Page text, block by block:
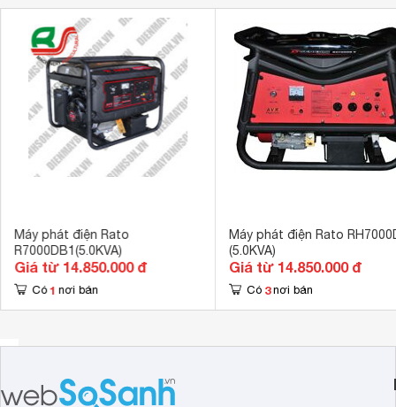
Máy phát điện Rato
R7000DB1(5.0KVA)
Giá từ 14.850.000 đ
Có 1 nơi bán
Máy phát điện Rato
(5.0KVA)
Giá từ 14.850.000 đ
Có 3 nơi bán